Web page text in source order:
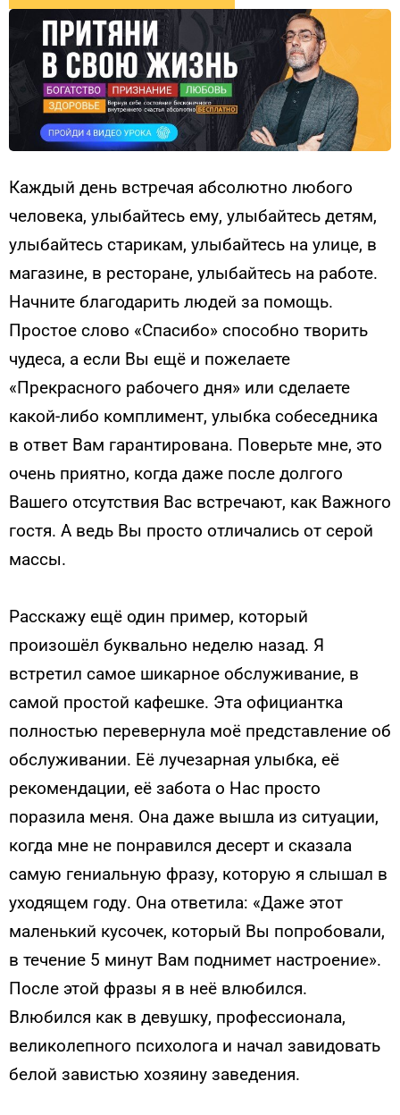
Каждый день встречая абсолютно любого
человека, улыбайтесь ему, улыбайтесь детям,
улыбайтесь старикам, улыбайтесь на улице, в
магазине, в ресторане, улыбайтесь на работе.
Начните благодарить людей за помощь.
Простое слово «Спасибо» способно творить
чудеса, а если Вы ещё и пожелаете
«Прекрасного рабочего дня» или сделаете
какой-либо комплимент, улыбка собеседника
в ответ Вам гарантирована. Поверьте мне, это
очень приятно, когда даже после долгого
Вашего отсутствия Вас встречают, как Важного
гостя. А ведь Вы просто отличались от серой
массы.
Расскажу ещё один пример, который
произошёл буквально неделю назад. Я
встретил самое шикарное обслуживание, в
самой простой кафешке. Эта официантка
полностью перевернула моё представление об
обслуживании. Её лучезарная улыбка, её
рекомендации, её забота о Нас просто
поразила меня. Она даже вышла из ситуации,
когда мне не понравился десерт и сказала
самую гениальную фразу, которую я слышал в
уходящем году. Она ответила: «Даже этот
маленький кусочек, который Вы попробовали,
в течение 5 минут Вам поднимет настроение».
После этой фразы я в неё влюбился.
Влюбился как в девушку, профессионала,
великолепного психолога и начал завидовать
белой завистью хозяину заведения.